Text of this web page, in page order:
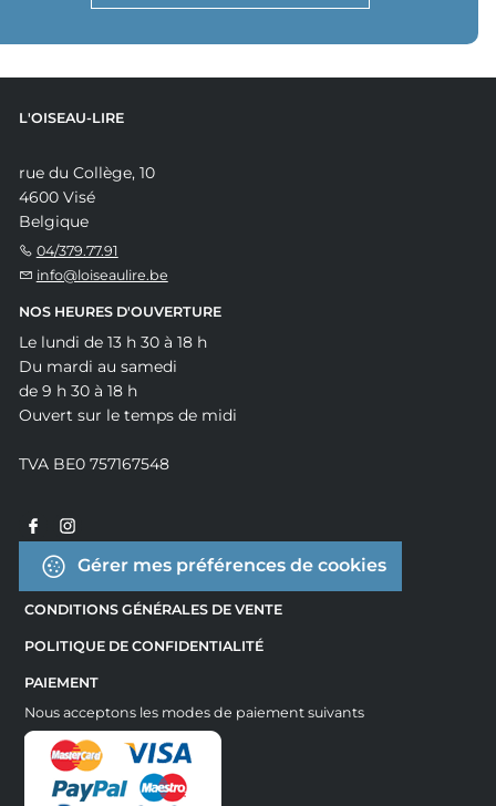
L'OISEAU-LIRE
rue du Collège, 10
4600 Visé
Belgique
04/379.77.91
info@loiseaulire.be
NOS HEURES D'OUVERTURE
Le lundi de 13 h 30 à 18 h
Du mardi au samedi
de 9 h 30 à 18 h
Ouvert sur le temps de midi
TVA BE0 757167548
Gérer mes préférences de cookies
CONDITIONS GÉNÉRALES DE VENTE
POLITIQUE DE CONFIDENTIALITÉ
PAIEMENT
Nous acceptons les modes de paiement suivants